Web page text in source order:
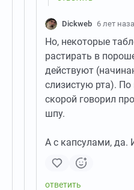
Dickweb 6 лет
Но, некоторые
растирать в
действуют
слизистую рта).
скорой говорил
шпу.
А с капсулами, да.